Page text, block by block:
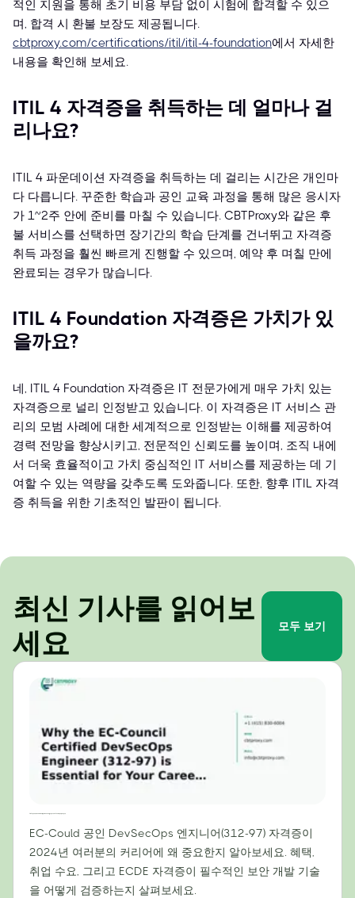
적인 지원을 통해 초기 비용 부담 없이 시험에 합격할 수 있으
며, 합격 시 환불 보장도 제공됩니다.
cbtproxy.com/certifications/itil/itil-4-foundation에서 자세한
내용을 확인해 보세요.
ITIL 4 자격증을 취득하는 데 얼마나 걸
리나요?
ITIL 4 파운데이션 자격증을 취득하는 데 걸리는 시간은 개인마
다 다릅니다. 꾸준한 학습과 공인 교육 과정을 통해 많은 응시자
가 1~2주 안에 준비를 마칠 수 있습니다. CBTProxy와 같은 후
불 서비스를 선택하면 장기간의 학습 단계를 건너뛰고 자격증
취득 과정을 훨씬 빠르게 진행할 수 있으며, 예약 후 며칠 만에
완료되는 경우가 많습니다.
ITIL 4 Foundation 자격증은 가치가 있
을까요?
네, ITIL 4 Foundation 자격증은 IT 전문가에게 매우 가치 있는
자격증으로 널리 인정받고 있습니다. 이 자격증은 IT 서비스 관
리의 모범 사례에 대한 세계적으로 인정받는 이해를 제공하여
경력 전망을 향상시키고, 전문적인 신뢰도를 높이며, 조직 내에
서 더욱 효율적이고 가치 중심적인 IT 서비스를 제공하는 데 기
여할 수 있는 역량을 갖추도록 도와줍니다. 또한, 향후 ITIL 자격
증 취득을 위한 기초적인 발판이 됩니다.
최신 기사를 읽어보
세요
모두 보기
EC-Could 공인 DevSecOps 엔지니어(312-97) 자격증이
2024년 여러분의 커리어에 왜 중요한지 알아보세요. 혜택,
취업 수요, 그리고 ECDE 자격증이 필수적인 보안 개발 기술
을 어떻게 검증하는지 살펴보세요.